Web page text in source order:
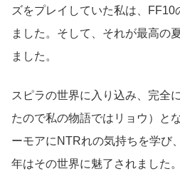
ズをプレイしていた私は、FF10
ました。そして、それが最高の
ました。
スピラの世界に入り込み、完全
たので私の物語ではリョウ）と
ーモアにNTRれの気持ちを学び
年はその世界に魅了されました。